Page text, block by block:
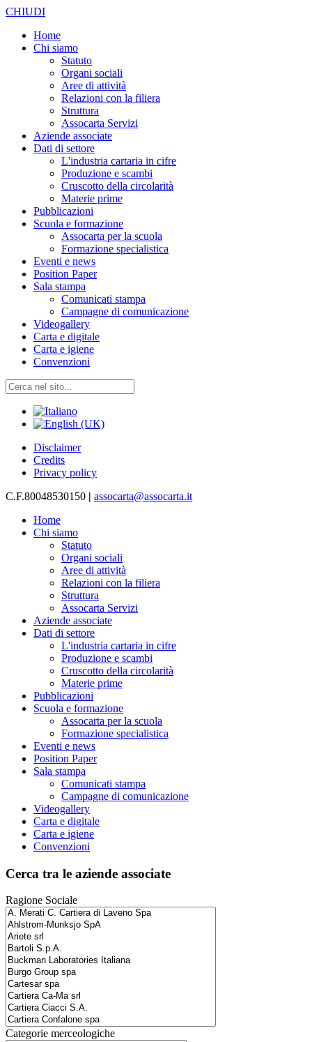
CHIUDI
Home
Chi siamo
Statuto
Organi sociali
Aree di attività
Relazioni con la filiera
Struttura
Assocarta Servizi
Aziende associate
Dati di settore
L'industria cartaria in cifre
Produzione e scambi
Cruscotto della circolarità
Materie prime
Pubblicazioni
Scuola e formazione
Assocarta per la scuola
Formazione specialistica
Eventi e news
Position Paper
Sala stampa
Comunicati stampa
Campagne di comunicazione
Videogallery
Carta e digitale
Carta e igiene
Convenzioni
Disclaimer
Credits
Privacy policy
C.F.80048530150 | assocarta@assocarta.it
Home
Chi siamo
Statuto
Organi sociali
Aree di attività
Relazioni con la filiera
Struttura
Assocarta Servizi
Aziende associate
Dati di settore
L'industria cartaria in cifre
Produzione e scambi
Cruscotto della circolarità
Materie prime
Pubblicazioni
Scuola e formazione
Assocarta per la scuola
Formazione specialistica
Eventi e news
Position Paper
Sala stampa
Comunicati stampa
Campagne di comunicazione
Videogallery
Carta e digitale
Carta e igiene
Convenzioni
Cerca tra le aziende associate
Ragione Sociale
Categorie merceologiche